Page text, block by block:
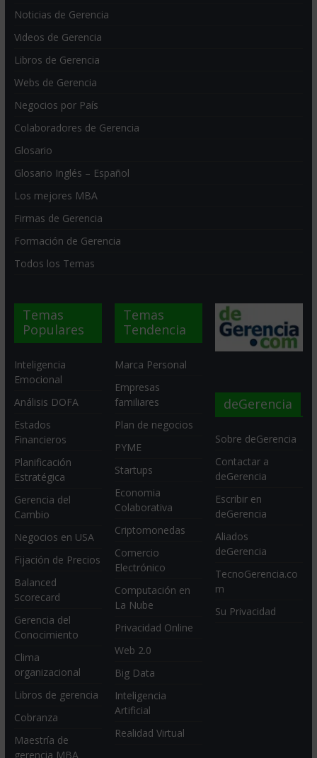
Noticias de Gerencia
Videos de Gerencia
Libros de Gerencia
Webs de Gerencia
Negocios por País
Colaboradores de Gerencia
Glosario
Glosario Inglés – Español
Los mejores MBA
Firmas de Gerencia
Formación de Gerencia
Todos los Temas
Temas
Populares
Inteligencia
Emocional
Análisis DOFA
Estados
Financieros
Planificación
Estratégica
Gerencia del
Cambio
Negocios en USA
Fijación de Precios
Balanced
Scorecard
Gerencia del
Conocimiento
Clima
organizacional
Libros de gerencia
Cobranza
Maestría de
gerencia MBA
Temas
Tendencia
Marca Personal
Empresas
familiares
Plan de negocios
PYME
Startups
Economia
Colaborativa
Criptomonedas
Comercio
Electrónico
Computación en
La Nube
Privacidad Online
Web 2.0
Big Data
Inteligencia
Artificial
Realidad Virtual
deGerencia
Sobre deGerencia
Contactar a
deGerencia
Escribir en
deGerencia
Aliados
deGerencia
TecnoGerencia.co
m
Su Privacidad